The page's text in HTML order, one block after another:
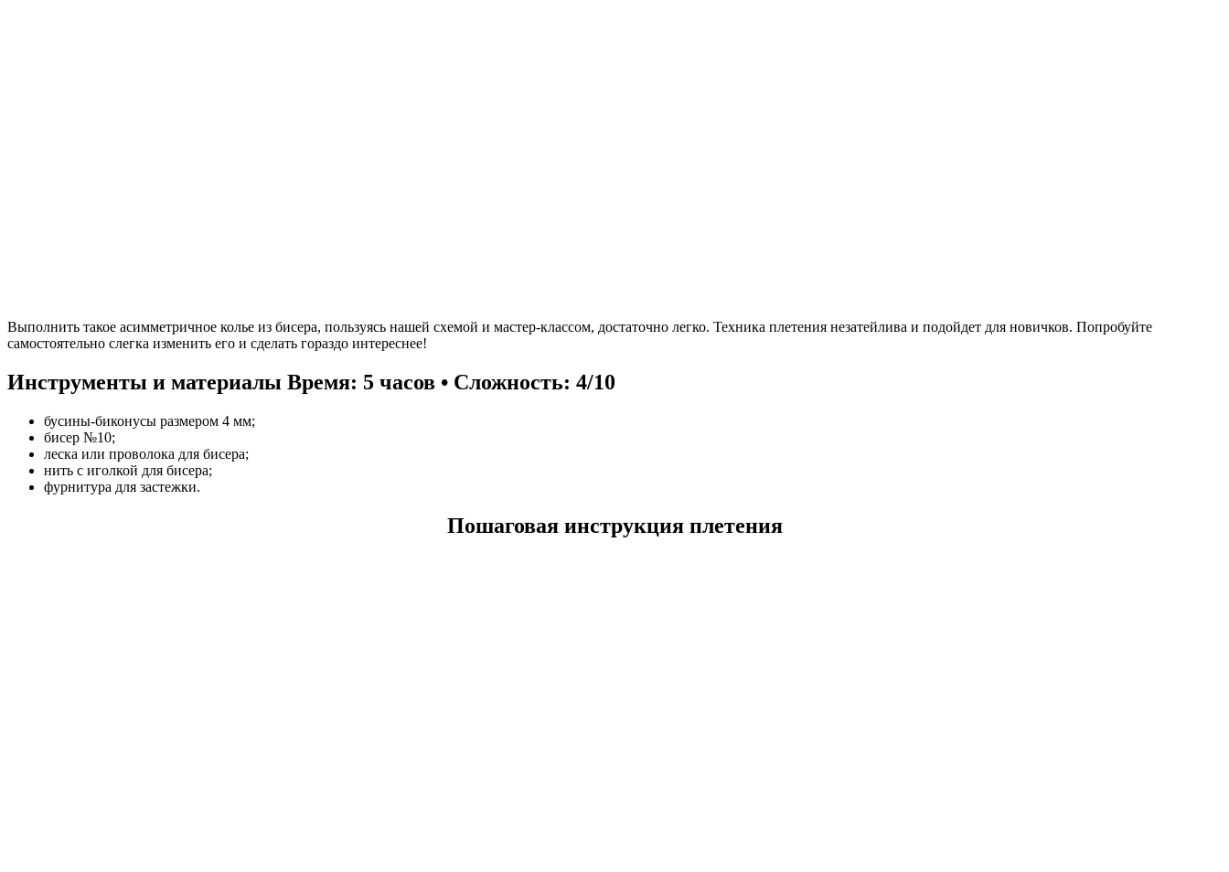
Выполнить такое асимметричное колье из бисера, пользуясь нашей схемой и мастер-классом, достаточно легко. Техника плетения незатейлива и подойдет для новичков. Попробуйте
самостоятельно слегка изменить его и сделать гораздо интереснее!
Инструменты и материалы Время: 5 часов • Сложность: 4/10
бусины-биконусы размером 4 мм;
бисер №10;
леска или проволока для бисера;
нить с иголкой для бисера;
фурнитура для застежки.
Пошаговая инструкция плетения